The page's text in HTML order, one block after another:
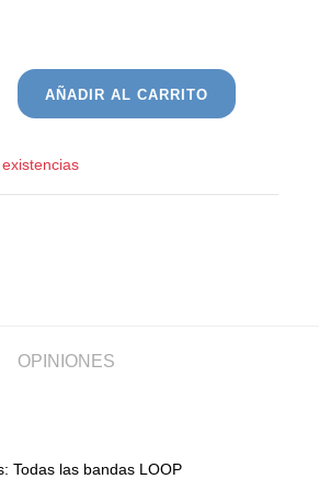
AÑADIR AL CARRITO
OPINIONES
Todas las bandas LOOP